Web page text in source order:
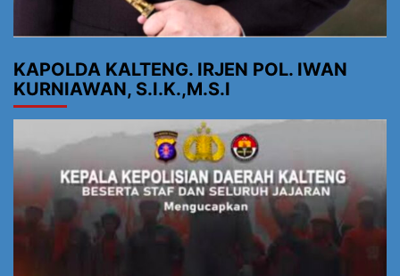
KAPOLDA KALTENG. IRJEN POL. IWAN
KURNIAWAN, S.I.K.,M.S.I